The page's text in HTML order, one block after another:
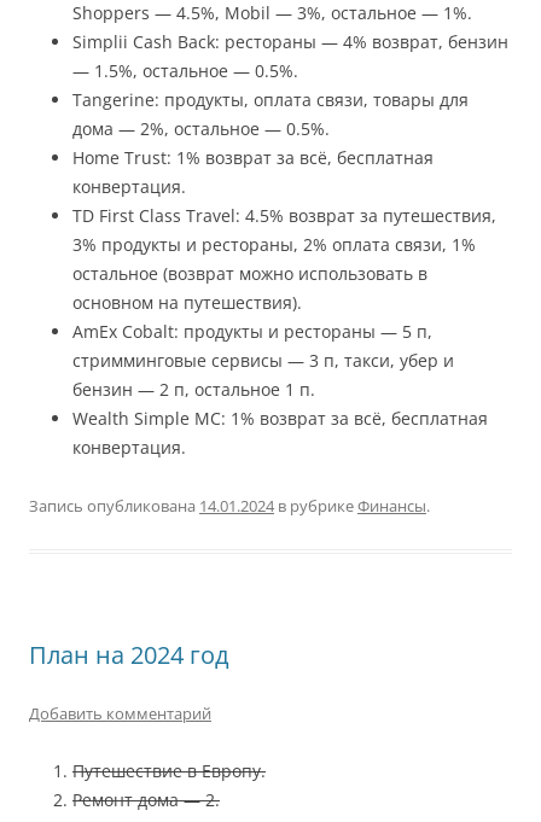
Shoppers — 4.5%, Mobil — 3%, остальное — 1%.
Simplii Cash Back: рестораны — 4% возврат, бензин
— 1.5%, остальное — 0.5%.
Tangerine: продукты, оплата связи, товары для
дома — 2%, остальное — 0.5%.
Home Trust: 1% возврат за всё, бесплатная
конвертация.
TD First Class Travel: 4.5% возврат за путешествия,
3% продукты и рестораны, 2% оплата связи, 1%
остальное (возврат можно использовать в
основном на путешествия).
AmEx Cobalt: продукты и рестораны — 5 п,
стримминговые сервисы — 3 п, такси, убер и
бензин — 2 п, остальное 1 п.
Wealth Simple MC: 1% возврат за всё, бесплатная
конвертация.
Запись опубликована 14.01.2024в рубрикеФинансы.
План на 2024 год
Добавить комментарий
Путешествие в Европу.
Ремонт дома — 2.